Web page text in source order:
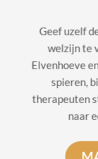
Geef uzelf
welzijn te
Elvenhoeve
spieren,
therapeuten
naar